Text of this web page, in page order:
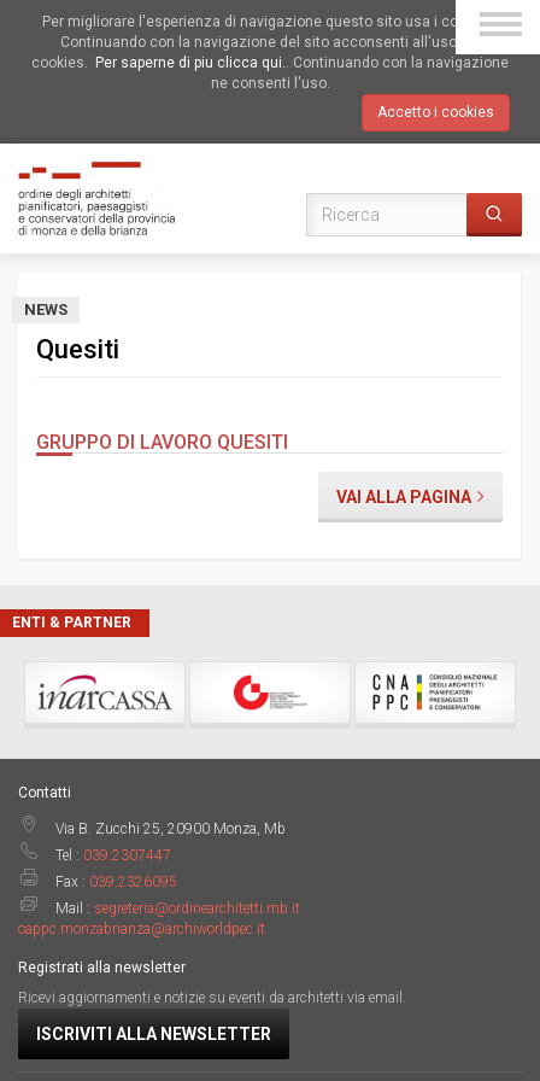
Per migliorare l'esperienza di navigazione questo sito usa i cookies.
Continuando con la navigazione del sito acconsenti all'uso dei
cookies.
Per saperne di piu clicca qui.. Continuando con la navigazione
ne consenti l'uso.
Accetto i cookies
NEWS
Quesiti
GRUPPO DI LAVORO QUESITI
VAI ALLA PAGINA
ENTI & PARTNER
Contatti
Via B. Zucchi 25, 20900 Monza, Mb
Tel : 039.2307447
Fax : 039.2326095
Mail : segreteria@ordinearchitetti.mb.it
oappc.monzabrianza@archiworldpec.it
Registrati alla newsletter
Ricevi aggiornamenti e notizie su eventi da architetti via email.
ISCRIVITI ALLA NEWSLETTER